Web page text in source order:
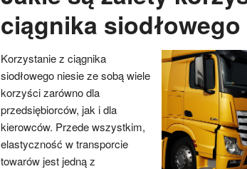
ciągnika siodłowego
Korzystanie z ciągnika
siodłowego niesie ze sobą wiele
korzyści zarówno dla
przedsiębiorców, jak i dla
kierowców. Przede wszystkim,
elastyczność w transporcie
towarów jest jedną z